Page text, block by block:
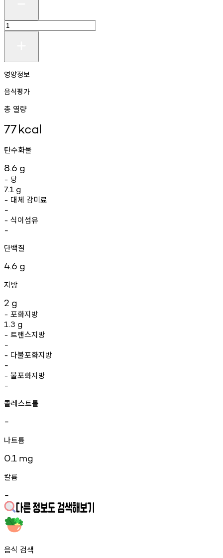
영양정보
음식평가
총 열량
77kcal
탄수화물
8.6 g
- 당
7.1 g
- 대체 감미료
-
- 식이섬유
-
단백질
4.6 g
지방
2 g
- 포화지방
1.3 g
- 트랜스지방
-
- 다불포화지방
-
- 불포화지방
-
콜레스트롤
-
나트륨
0.1 mg
칼륨
-
음식 검색